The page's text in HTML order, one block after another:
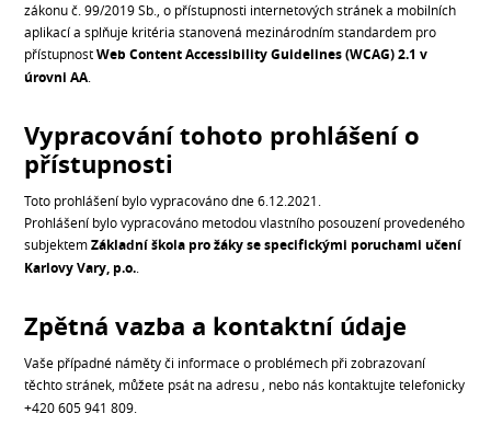
zákonu č. 99/2019 Sb., o přístupnosti internetových stránek a mobilních
aplikací a splňuje kritéria stanovená mezinárodním standardem pro
přístupnostWeb Content Accessibility Guidelines (WCAG) 2.1 v
úrovni AA
Vypracování tohoto prohlášení o
přístupnosti
Toto prohlášení bylo vypracováno dne 6.12.2021.
Prohlášení bylo vypracováno metodou vlastního posouzení provedeného
subjektemZákladní škola pro žáky se specifickými poruchami učení
Karlovy Vary, p.o.
Zpětná vazba a kontaktní údaje
Vaše případné náměty či informace o problémech při zobrazovaní
těchto stránek, můžete psát na adresu
, nebo nás kontaktujte telefonicky
+420 605 941 809.